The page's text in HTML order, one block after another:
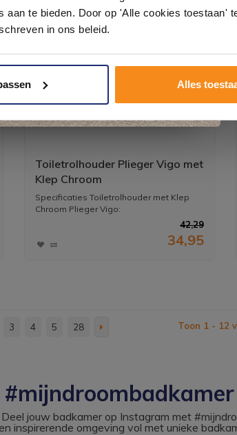
te bieden. Door op 'Alle cookies toestaan'
in ons beleid.
Alles
Toiletrolhouder Plieger Vigo met
Klep Chroom
Specificaties Toiletrolhouder met Klep
Chroom Plieger Vigo:
42,29
34,95
3 4 5 28 Toon 1 - 12
#mijndroombadkamer
jouw badkamer op Instagram met
inspirerende omgeving vol met unieke
Gratis parkeren op eigen terrein.
zelf het verschil!